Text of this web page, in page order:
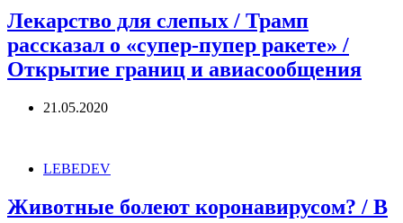
Лекарство для слепых / Трамп
рассказал о «супер-пупер ракете» /
Открытие границ и авиасообщения
21.05.2020
LEBEDEV
Животные болеют коронавирусом? / В